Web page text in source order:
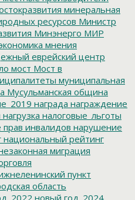
минеральная
ресурсов Министр
Минэнерго МИР
мнения
еврейский центр
мост Мост в
муниципальная
Мусульманская община
награда награждение
налоговые_льготы
инвалидов нарушение
национальный рейтинг
миграция
пункт
область
новый год_2024